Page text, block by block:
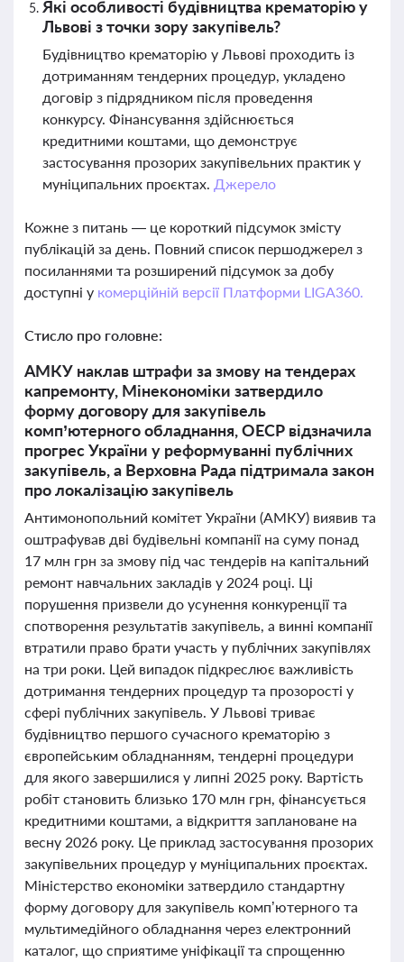
Які особливості будівництва крематорію у
Львові з точки зору закупівель?
Будівництво крематорію у Львові проходить із
дотриманням тендерних процедур, укладено
договір з підрядником після проведення
конкурсу. Фінансування здійснюється
кредитними коштами, що демонструє
застосування прозорих закупівельних практик у
муніципальних проєктах. Джерело
Кожне з питань — це короткий підсумок змісту
публікацій за день. Повний список першоджерел з
посиланнями та розширений підсумок за добу
доступні у комерційній версії Платформи LIGA360.
Стисло про головне:
АМКУ наклав штрафи за змову на тендерах
капремонту, Мінекономіки затвердило
форму договору для закупівель
комп’ютерного обладнання, ОЕСР відзначила
прогрес України у реформуванні публічних
закупівель, а Верховна Рада підтримала закон
про локалізацію закупівель
Антимонопольний комітет України (АМКУ) виявив та
оштрафував дві будівельні компанії на суму понад
17 млн грн за змову під час тендерів на капітальний
ремонт навчальних закладів у 2024 році. Ці
порушення призвели до усунення конкуренції та
спотворення результатів закупівель, а винні компанії
втратили право брати участь у публічних закупівлях
на три роки. Цей випадок підкреслює важливість
дотримання тендерних процедур та прозорості у
сфері публічних закупівель. У Львові триває
будівництво першого сучасного крематорію з
європейським обладнанням, тендерні процедури
для якого завершилися у липні 2025 року. Вартість
робіт становить близько 170 млн грн, фінансується
кредитними коштами, а відкриття заплановане на
весну 2026 року. Це приклад застосування прозорих
закупівельних процедур у муніципальних проєктах.
Міністерство економіки затвердило стандартну
форму договору для закупівель комп’ютерного та
мультимедійного обладнання через електронний
каталог, що сприятиме уніфікації та спрощенню